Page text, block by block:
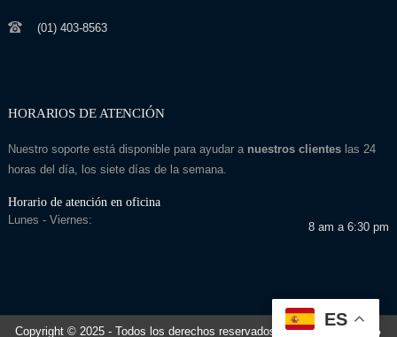
(01) 403-8563
HORARIOS DE ATENCIÓN
Nuestro soporte está disponible para ayudar a nuestros clienteslas 24
horas del día, los siete días de la semana.
Horario de atención en oficina
Lunes - Viernes:
8 am a 6:30 pm
Copyright © 2025- Todos los derechos reservados Desarrollado por: Seo
ES